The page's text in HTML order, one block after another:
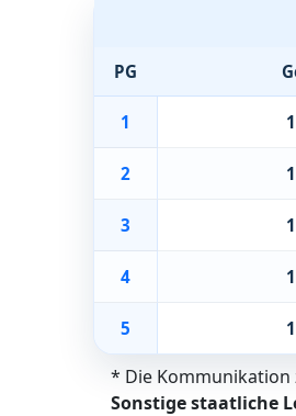
PG
1
2
3
4
5
* Die
Sonstige staatliche